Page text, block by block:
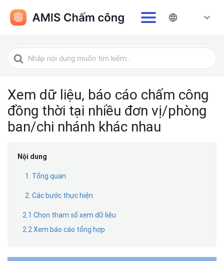
Tìm
kiếm
Xem dữ liệu, báo cáo chấm công
đồng thời tại nhiều đơn vị/phòng
ban/chi nhánh khác nhau
Nội dung
1. Tổng quan
2. Các bước thực hiện
2.1 Chọn tham số xem dữ liệu
2.2 Xem báo cáo tổng hợp